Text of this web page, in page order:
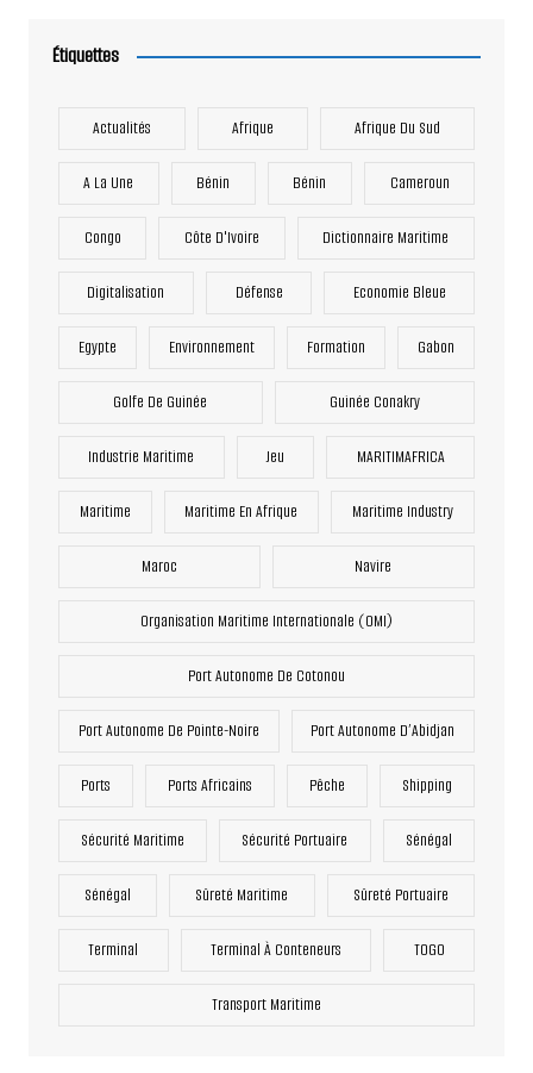
Étiquettes
Actualités Afrique Afrique Du Sud
A La Une Bénin Bénin Cameroun
Congo Côte D'Ivoire Dictionnaire Maritime
Digitalisation Défense Economie Bleue
Egypte Environnement Formation Gabon
Golfe De Guinée Guinée Conakry
Industrie Maritime Jeu MARITIMAFRICA
Maritime Maritime En Afrique Maritime Industry
Maroc Navire
Organisation Maritime Internationale (OMI)
Port Autonome De Cotonou
Port Autonome De Pointe-Noire Port Autonome D’Abidjan
Ports Ports Africains Pêche Shipping
Sécurité Maritime Sécurité Portuaire Sénégal
Sénégal Sûreté Maritime Sûreté Portuaire
Terminal Terminal À Conteneurs TOGO
Transport Maritime